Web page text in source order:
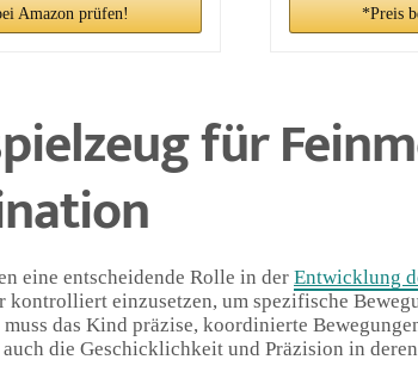
Amazon prüfen! *Preis
für
eine entscheidende Rolle in der Entwicklung
kontrolliert einzusetzen, um spezifische
muss das Kind präzise, koordinierte
die Geschicklichkeit und Präzision in